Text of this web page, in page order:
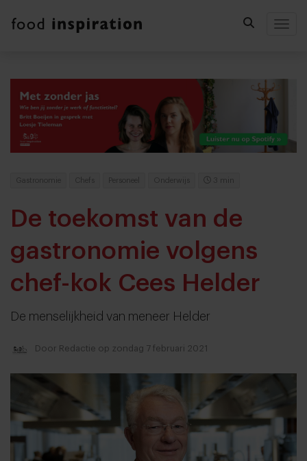
Gastronomie Chefs Personeel Onderwijs 3 min
De toekomst van de
gastronomie volgens
chef-kok Cees Helder
De menselijkheid van meneer Helder
Door Redactie op zondag 7 februari 2021